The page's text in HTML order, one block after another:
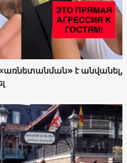
«առնետանման» է անվանել,